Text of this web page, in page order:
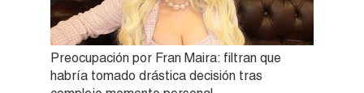
Preocupación por Fran Maira: filtran que
habría tomado drástica decisión tras